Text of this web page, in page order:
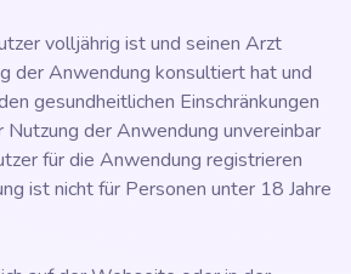
volljährig ist und seinen Arzt
der Anwendung konsultiert hat und
gesundheitlichen Einschränkungen
der Anwendung unvereinbar
für die Anwendung registrieren
ist nicht für Personen unter 18 Jahre